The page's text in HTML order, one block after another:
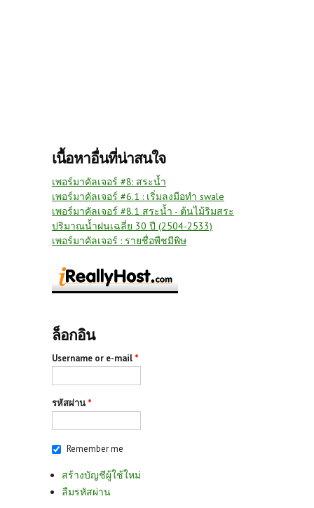
เนื้อหาอื่นที่น่าสนใจ
เพอร์มาคัลเจอร์ #8: สระน้ำ
เพอร์มาคัลเจอร์ #6.1 : เริ่มลงมือทำ swale
เพอร์มาคัลเจอร์ #8.1 สระน้ำ - ต้นไม้ริมสระ
ปริมาณน้ำฝนเฉลี่ย 30 ปี (2504-2533)
เพอร์มาคัลเจอร์ : รายชื่อพืชมีพิษ
ล็อกอิน
Username or e-mail *
รหัสผ่าน *
Remember me
สร้างบัญชีผู้ใช้ใหม่
ลืมรหัสผ่าน